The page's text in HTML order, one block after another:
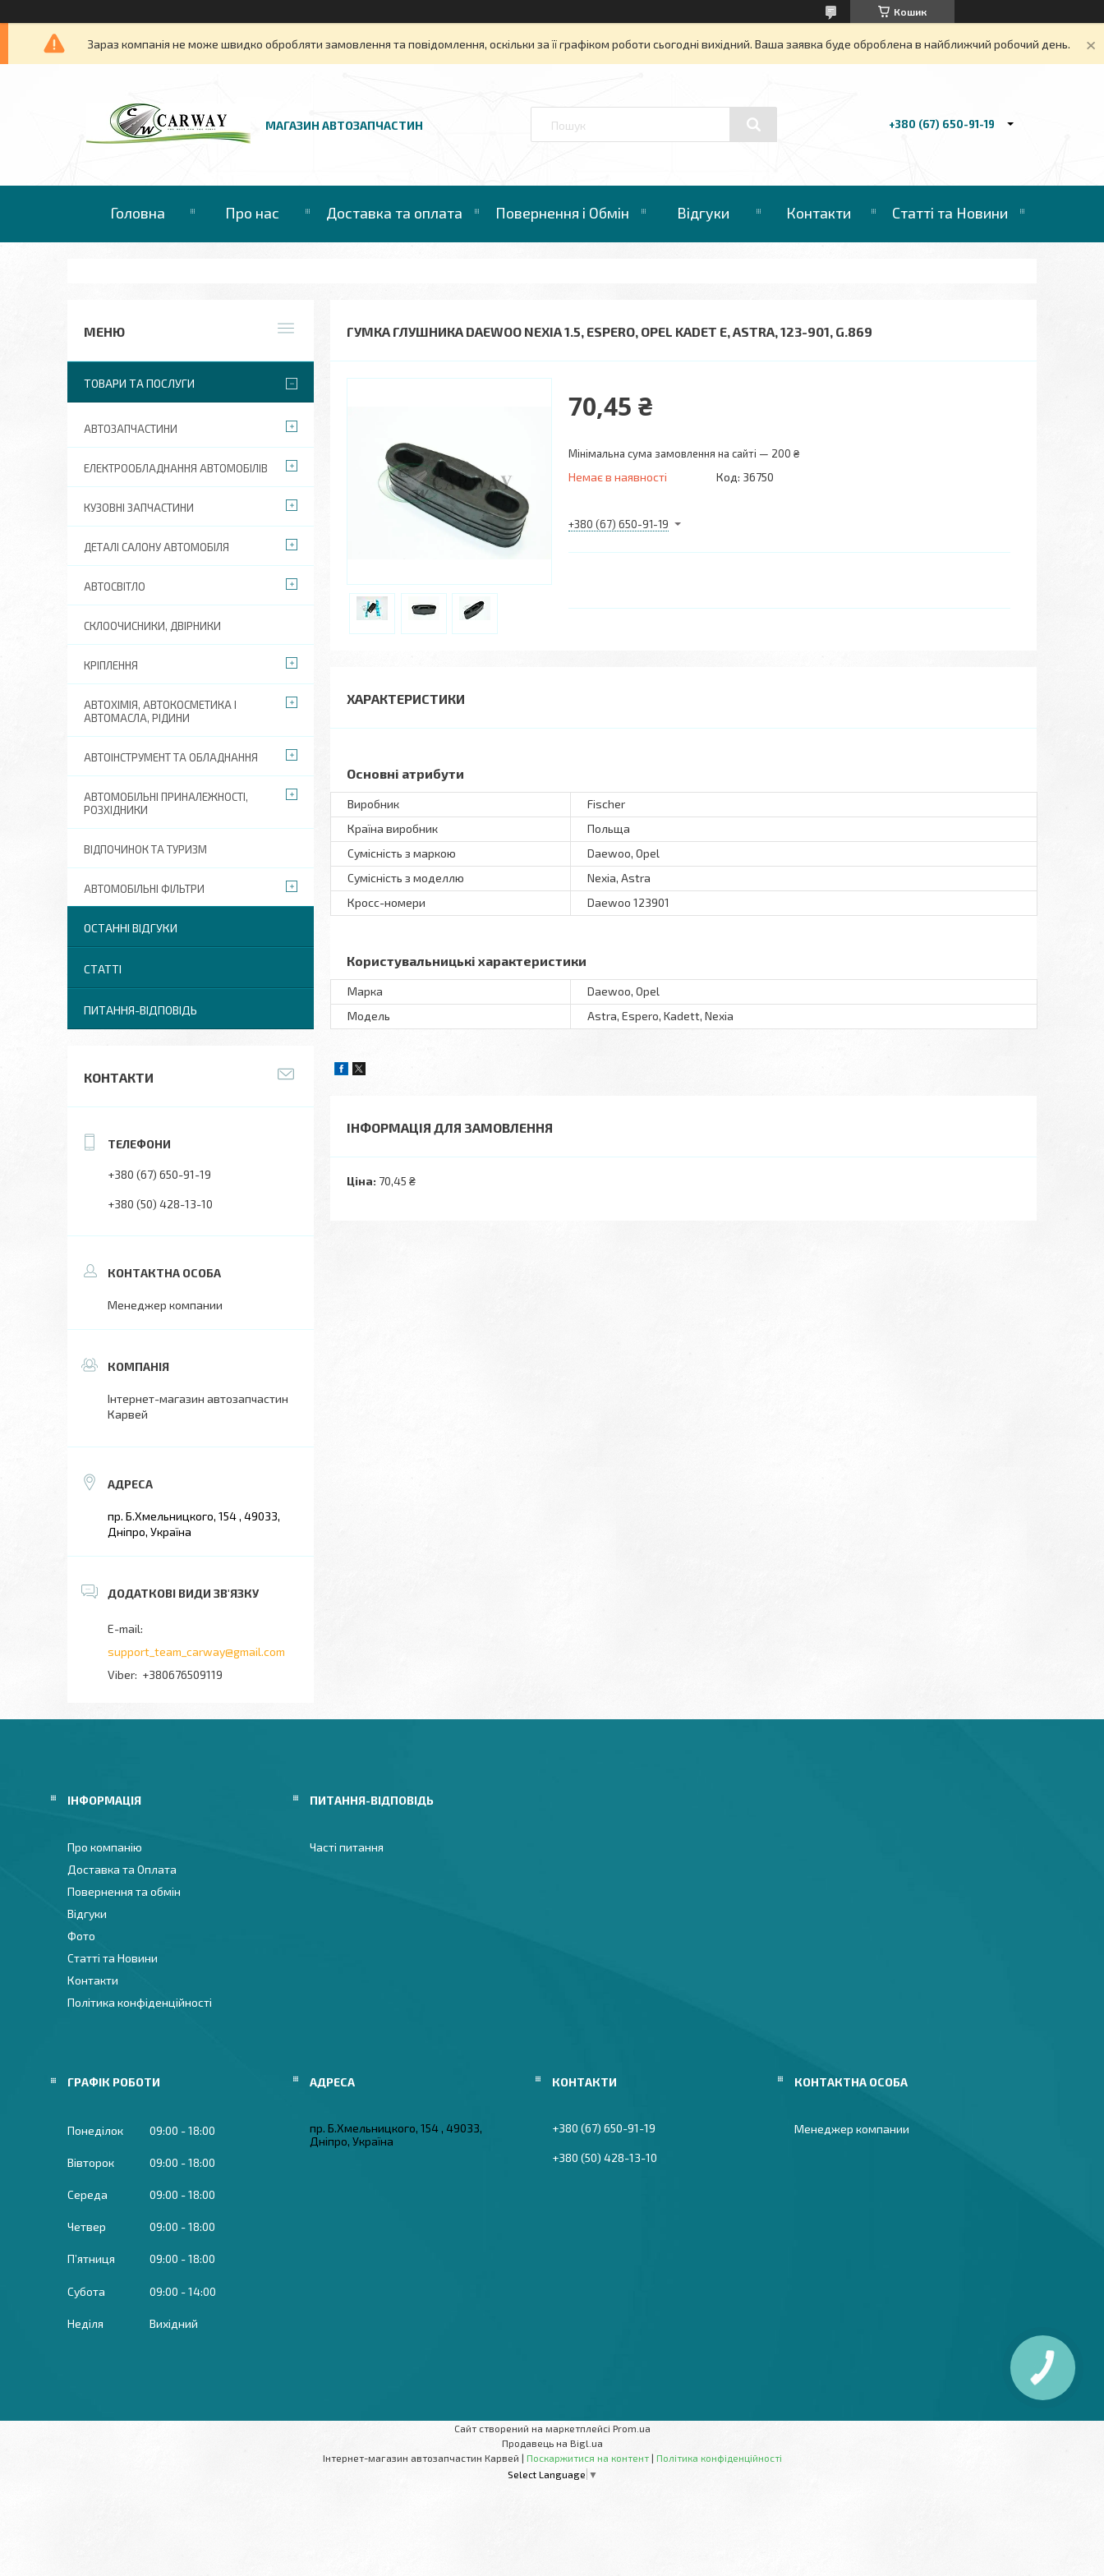
Кошик
Зараз компанія не може швидко обробляти замовлення та повідомлення, оскільки за її графіком роботи сьогодні вихідний. Ваша заявка буде оброблена в найближчий робочий день.
МАГАЗИН АВТОЗАПЧАСТИН +380 (67) 650-91-19
Головна Про нас Доставка та оплата Повернення і Обмін Відгуки Контакти Статті та Новини
ГУМКА ГЛУШНИКА DAEWOO NEXIA 1.5, ESPERO, OPEL KADET E, ASTRA, 123-901, G.869
70,45 ₴
Мінімальна сума замовлення на сайті — 200 ₴
Немає в наявності Код: 36750
+380 (67) 650-91-19
ХАРАКТЕРИСТИКИ
Основні атрибути
Виробник
Fischer
Країна виробник
Польща
Сумісність з маркою
Daewoo, Opel
Сумісність з моделлю
Nexia, Astra
Кросс-номери
Daewoo 123901
Користувальницькі характеристики
Марка
Daewoo, Opel
Мoдель
Astra, Espero, Kadett, Nexia
ІНФОРМАЦІЯ ДЛЯ ЗАМОВЛЕННЯ
Ціна: 70,45 ₴
ТОВАРИ ТА ПОСЛУГИ
АВТОЗАПЧАСТИНИ
ЕЛЕКТРООБЛАДНАННЯ АВТОМОБІЛІВ
КУЗОВНІ ЗАПЧАСТИНИ
ДЕТАЛІ САЛОНУ АВТОМОБІЛЯ
АВТОСВІТЛО
СКЛООЧИСНИКИ, ДВІРНИКИ
КРІПЛЕННЯ
АВТОХІМІЯ, АВТОКОСМЕТИКА І
АВТОМАСЛА, РІДИНИ
АВТОІНСТРУМЕНТ ТА ОБЛАДНАННЯ
АВТОМОБІЛЬНІ ПРИНАЛЕЖНОСТІ,
РОЗХІДНИКИ
ВІДПОЧИНОК ТА ТУРИЗМ
АВТОМОБІЛЬНІ ФІЛЬТРИ
ОСТАННІ ВІДГУКИ
СТАТТІ
ПИТАННЯ-ВІДПОВІДЬ
КОНТАКТИ
+380 (67) 650-91-19
+380 (50) 428-13-10
Менеджер компании
Інтернет-магазин автозапчастин
Карвей
пр. Б.Хмельницкого, 154 , 49033,
Дніпро, Україна
support_team_carway@gmail.com
+380676509119
ІНФОРМАЦІЯ
Про компанію
Доставка та Оплата
Повернення та обмін
Відгуки
Фото
Статті та Новини
Контакти
Політика конфіденційності
ПИТАННЯ-ВІДПОВІДЬ
Часті питання
ГРАФІК РОБОТИ
Понеділок 09:00 18:00
Вівторок 09:00 18:00
Середа 09:00 18:00
Четвер 09:00 18:00
Пʼятниця 09:00 18:00
Субота 09:00 14:00
Неділя Вихідний
пр. Б.Хмельницкого, 154 , 49033,
Дніпро, Україна
+380 (67) 650-91-19
+380 (50) 428-13-10
Менеджер компании
Сайт створений на маркетплейсі Prom.ua
Продавець на Bigl.ua
Інтернет-магазин автозапчастин Карвей | Поскаржитися на контент | Політика конфіденційності
Select Language ▼